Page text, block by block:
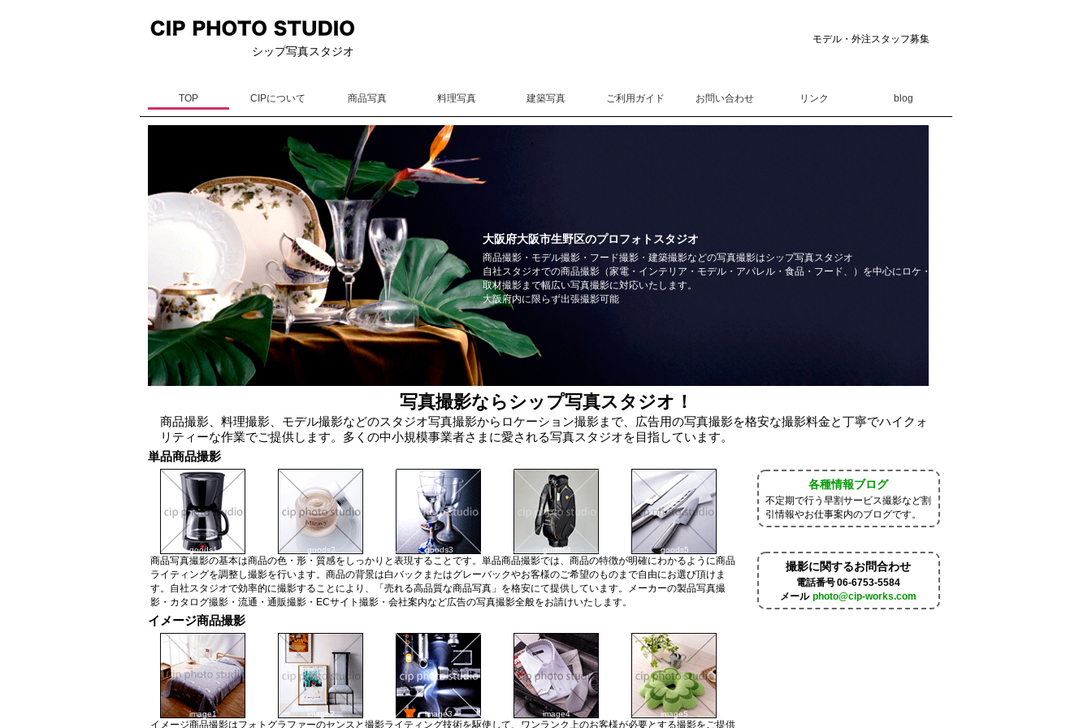
シップ写真スタジオ
モデル・外注スタッフ募集
TOP CIPについて 商品写真 料理写真 建築写真 ご利用ガイド お問い合わせ リンク blog
大阪府大阪市生野区のプロフォトスタジオ
商品撮影・モデル撮影・フード撮影・建築撮影などの写真撮影はシップ写真スタジオ
自社スタジオでの商品撮影（家電・インテリア・モデル・アパレル・食品・フード、）を中心にロケ・
取材撮影まで幅広い写真撮影に対応いたします。
大阪府内に限らず出張撮影可能
写真撮影ならシップ写真スタジオ！
商品撮影、料理撮影、モデル撮影などのスタジオ写真撮影からロケーション撮影まで、広告用の写真撮影を格安な撮影料金と丁寧でハイクォ
リティーな作業でご提供します。多くの中小規模事業者さまに愛される写真スタジオを目指しています。
単品商品撮影
goods1 goods2 goods3 goods4 goods5
商品写真撮影の基本は商品の色・形・質感をしっかりと表現することです。単品商品撮影では、商品の特徴が明確にわかるように商品
ライティングを調整し撮影を行います。商品の背景は白バックまたはグレーバックやお客様のご希望のものまで自由にお選び頂けま
す。自社スタジオで効率的に撮影することにより、「売れる高品質な商品写真」を格安にて提供しています。メーカーの製品写真撮
影・カタログ撮影・流通・通販撮影・ECサイト撮影・会社案内など広告の写真撮影全般をお請けいたします。
イメージ商品撮影
image1 image2 image3 image4 image5
イメージ商品撮影はフォトグラファーのセンスと撮影ライティング技術を駆使して、ワンランク上のお客様が必要とする撮影をご提供
各種情報ブログ
不定期で行う早割サービス撮影など割
引情報やお仕事案内のブログです。
撮影に関するお問合わせ
電話番号06-6753-5584
メール photo@cip-works.com